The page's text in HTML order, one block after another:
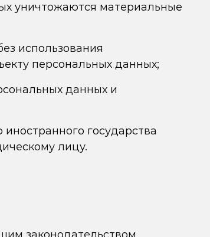
уничтожаются материальные
использования
персональных данных;
данных и
государства
лицу.